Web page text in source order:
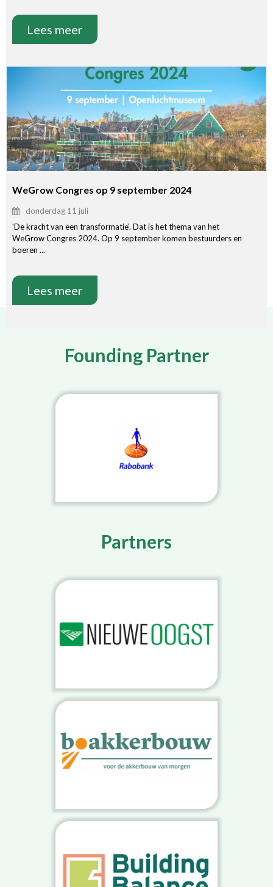
Lees meer
WeGrow Congres op 9 september 2024
donderdag 11 juli
'De kracht van een transformatie'. Dat is het thema van het
WeGrow Congres 2024. Op 9 september komen bestuurders en
boeren ...
Lees meer
Founding Partner
Partners